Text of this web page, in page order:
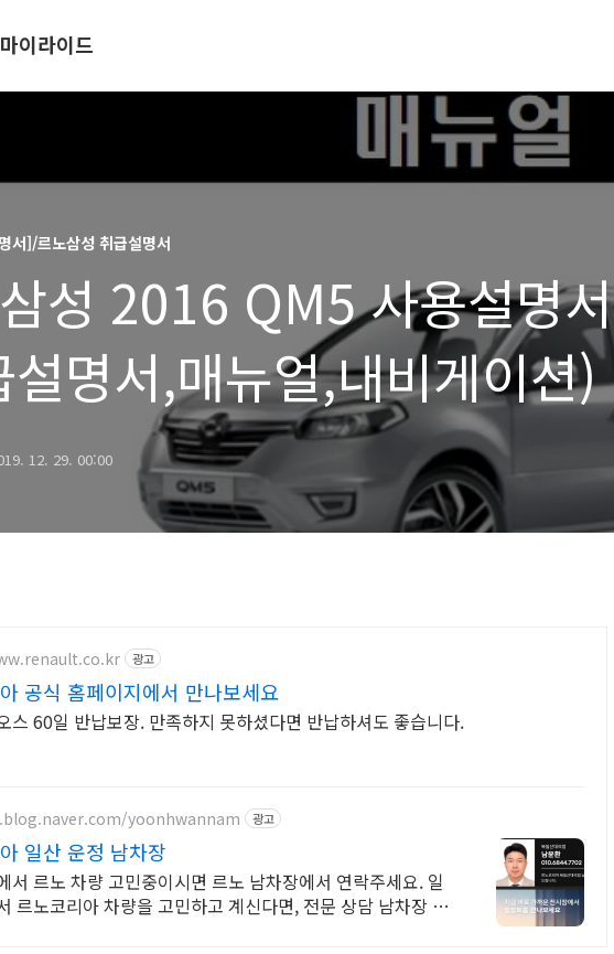
이라이드
서]/르노삼성 취급설명서
성 2016 QM5 사용설명서
설명서,매뉴얼,내비게이션)
12. 29. 00:00
광고
공식 홈페이지에서 만나보세요
스 60일 반납보장. 만족하지 못하셨다면 반납하셔도 좋습니다.
yoonhwannam 광고
일산 운정 남차장
서 르노 차량 고민중이시면 르노 남차장에서 연락주세요. 일
르노코리아 차량을 고민하고 계신다면, 전문 상담 남차장 찾